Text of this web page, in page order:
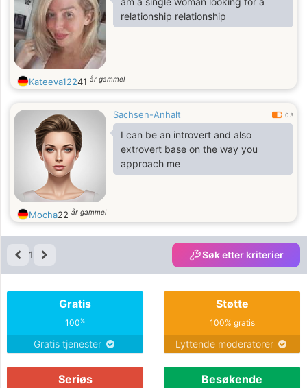
relationship relationship
Kateeva12241 år gammel
Sachsen-Anhalt 0.3
I can be an introvert and also
extrovert base on the way you
approach me
Mocha22 år gammel
1 Søk etter kriterier
Gratis
100%
Gratis tjenester
Støtte
100% gratis
Lyttende moderatorer
Seriøs Besøkende